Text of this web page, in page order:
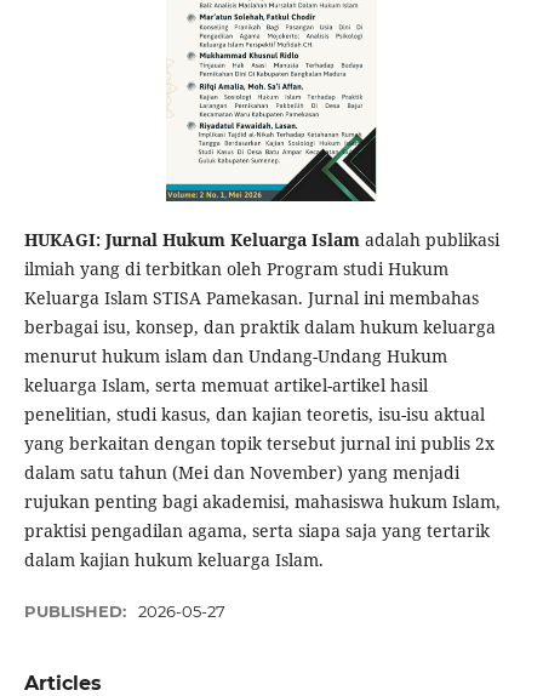
HUKAGI: Jurnal Hukum Keluarga Islamadalah publikasi
ilmiah yang di terbitkan oleh Program studi Hukum
Keluarga Islam STISA Pamekasan. Jurnal ini membahas
berbagai isu, konsep, dan praktik dalam hukum keluarga
menurut hukum islam dan Undang-Undang Hukum
keluarga Islam, serta memuat artikel-artikel hasil
penelitian, studi kasus, dan kajian teoretis, isu-isu aktual
yang berkaitan dengan topik tersebut jurnal ini publis 2x
dalam satu tahun (Mei dan November) yang menjadi
rujukan penting bagi akademisi, mahasiswa hukum Islam,
praktisi pengadilan agama, serta siapa saja yang tertarik
dalam kajian hukum keluarga Islam.
PUBLISHED: 2026-05-27
Articles